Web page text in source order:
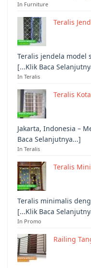
In Furniture
Teralis
Teralis jendela
[...Klik Baca
In Teralis
Teralis
Jakarta, Indonesia –
Baca Selanjutnya...]
In Teralis
Teralis
Teralis minimalis
[...Klik Baca
In Promo
Railing